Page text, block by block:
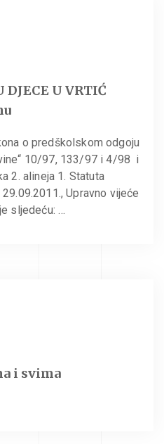
DJECE U VRTIĆ
o predškolskom odgoju
10/97, 133/97 i 4/98 i
2. alineja 1. Statuta
Upravno vijeće
sljedeću: …
i svima